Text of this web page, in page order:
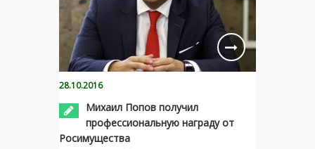
28.10.2016
Михаил Попов получил
профессиональную награду от
Росимущества